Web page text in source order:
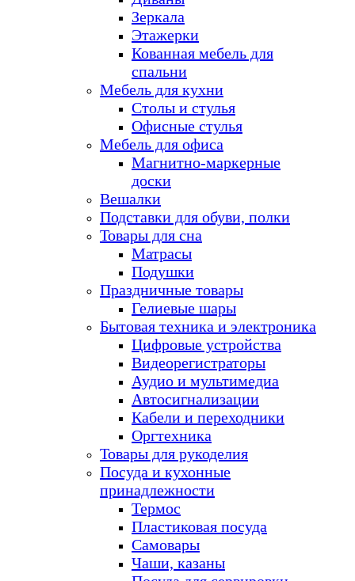
Зеркала
Этажерки
Кованная мебель для
спальни
Мебель для кухни
Столы и стулья
Офисные стулья
Мебель для офиса
Магнитно-маркерные
доски
Вешалки
Подставки для обуви, полки
Товары для сна
Матрасы
Подушки
Праздничные товары
Гелиевые шары
Бытовая техника и электроника
Цифровые устройства
Видеорегистраторы
Аудио и мультимедиа
Автосигнализации
Кабели и переходники
Оргтехника
Товары для рукоделия
Посуда и кухонные
принадлежности
Термос
Пластиковая посуда
Самовары
Чаши, казаны